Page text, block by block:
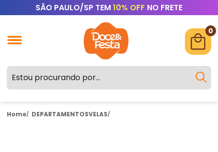
SÃO PAULO/SP TEM10% OFF NO FRETE
0
Home DEPARTAMENTOSVELAS